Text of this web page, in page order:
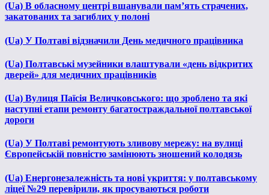
(Ua) В обласному центрі вшанували пам’ять страчених,
закатованих та загиблих у полоні
(Ua) У Полтаві відзначили День медичного працівника
(Ua) Полтавські музейники влаштували «день відкритих
дверей» для медичних працівників
(Ua) Вулиця Паїсія Величковського: що зроблено та які
наступні етапи ремонту багатостраждальної полтавської
дороги
(Ua) У Полтаві ремонтують зливову мережу: на вулиці
Європейській повністю замінюють зношений колодязь
(Ua) Енергонезалежність та нові укриття: у полтавському
ліцеї №29 перевірили, як просуваються роботи